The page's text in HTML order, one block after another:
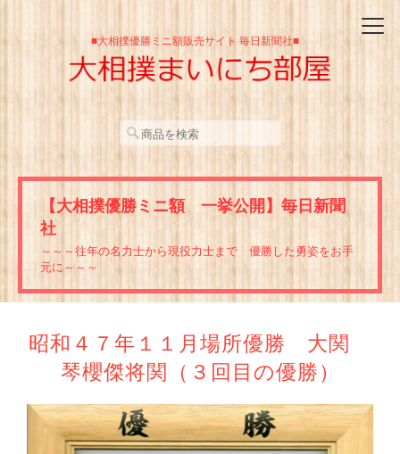
■大相撲優勝ミニ額販売サイト 毎日新聞社■
【大相撲優勝ミニ額 一挙公開】毎日新聞
社
～～～往年の名力士から現役力士まで 優勝した勇姿をお手
元に～～～
昭和４７年１１月場所優勝 大関
琴櫻傑将関（３回目の優勝）